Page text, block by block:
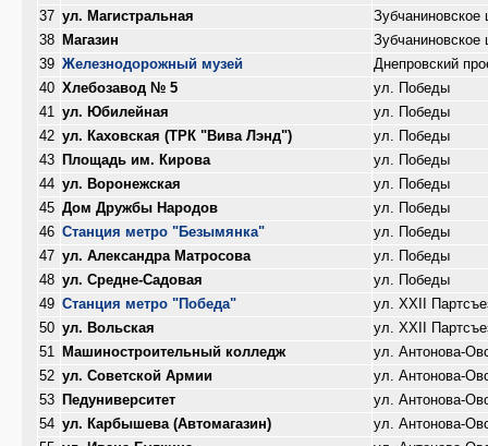
37 ул. Магистральная
Зубчаниновское
38
Магазин
Зубчаниновское
39 Железнодорожный музей
Днепровский
40 Хлебозавод № 5
ул. Победы
41 ул. Юбилейная
ул. Победы
42 ул. Каховская (ТРК "Вива Лэнд")
ул. Победы
43
Площадь им. Кирова
ул. Победы
44 ул. Воронежская
ул. Победы
45 Дом Дружбы Народов
ул. Победы
46 Станция метро "Безымянка"
ул. Победы
47 ул. Александра Матросова
ул. Победы
48 ул. Средне-Садовая
ул. Победы
49 Станция метро "Победа"
ул. XXII
50 ул. Вольская
ул. XXII
51
Машиностроительный колледж
ул. Антонова-
52 ул. Советской Армии
ул. Антонова-
53
Педуниверситет
ул. Антонова-
54 ул. Карбышева (Автомагазин)
ул. Антонова-